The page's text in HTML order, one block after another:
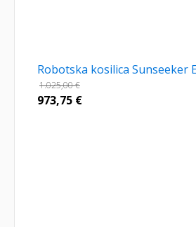
Robotska kosilica Sunseeker
1.025,00€
973,75 €